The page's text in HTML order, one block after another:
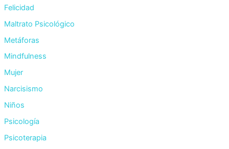
Felicidad
Maltrato Psicológico
Metáforas
Mindfulness
Mujer
Narcisismo
Niños
Psicología
Psicoterapia